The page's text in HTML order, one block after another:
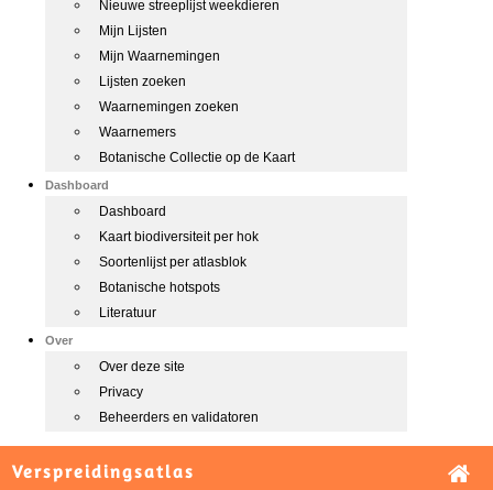
Nieuwe streeplijst weekdieren
Mijn Lijsten
Mijn Waarnemingen
Lijsten zoeken
Waarnemingen zoeken
Waarnemers
Botanische Collectie op de Kaart
Dashboard
Dashboard
Kaart biodiversiteit per hok
Soortenlijst per atlasblok
Botanische hotspots
Literatuur
Over
Over deze site
Privacy
Beheerders en validatoren
Verspreidingsatlas